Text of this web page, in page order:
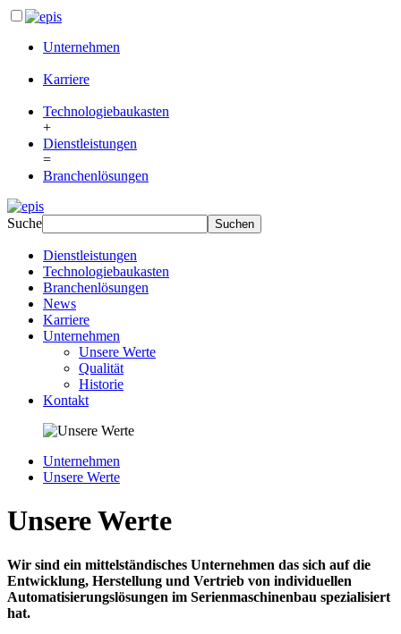
Unternehmen
Karriere
Technologiebaukasten
+
Dienstleistungen
=
Branchenlösungen
Suche
Dienstleistungen
Technologiebaukasten
Branchenlösungen
News
Karriere
Unternehmen
Unsere Werte
Qualität
Historie
Kontakt
Unternehmen
Unsere Werte
Unsere Werte
Wir sind ein mittelständisches Unternehmen das sich auf die
Entwicklung, Herstellung und Vertrieb von individuellen
Automatisierungslösungen im Serienmaschinenbau spezialisiert
hat.